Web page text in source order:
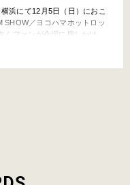
浜にて12月5日（日）におこ
SHOW／ヨコハマホットロッ
ムファンが会場に押しかけ、
催断念。2年ぶりとなり、ま